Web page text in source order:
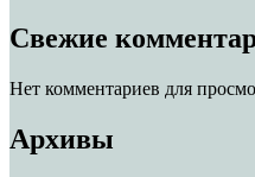
Свежие
Нет комментариев для
Архивы